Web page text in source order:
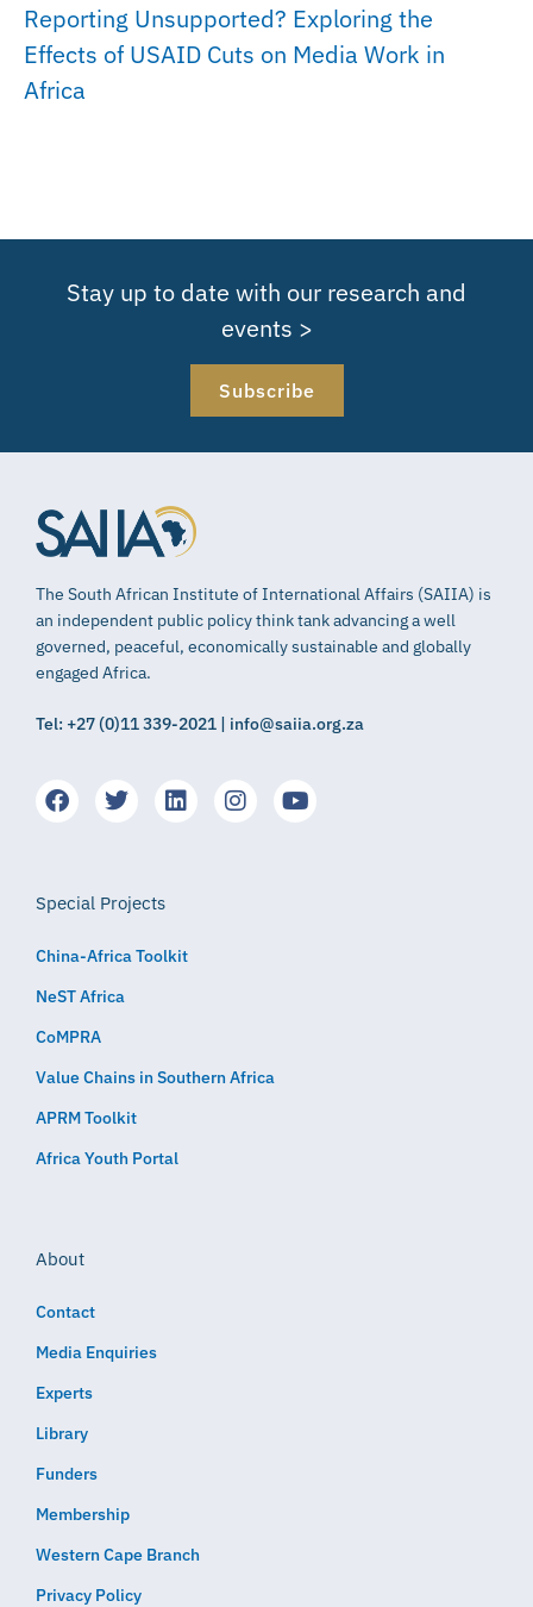
Reporting Unsupported? Exploring the
Effects of USAID Cuts on Media Work in
Africa
Stay up to date with our research and
events >
Subscribe
The South African Institute of International Affairs (SAIIA) is
an independent public policy think tank advancing a well
governed, peaceful, economically sustainable and globally
engaged Africa.
Tel: +27 (0)11 339-2021 | info@saiia.org.za
Special Projects
China-Africa Toolkit
NeST Africa
CoMPRA
Value Chains in Southern Africa
APRM Toolkit
Africa Youth Portal
About
Contact
Media Enquiries
Experts
Library
Funders
Membership
Western Cape Branch
Privacy Policy